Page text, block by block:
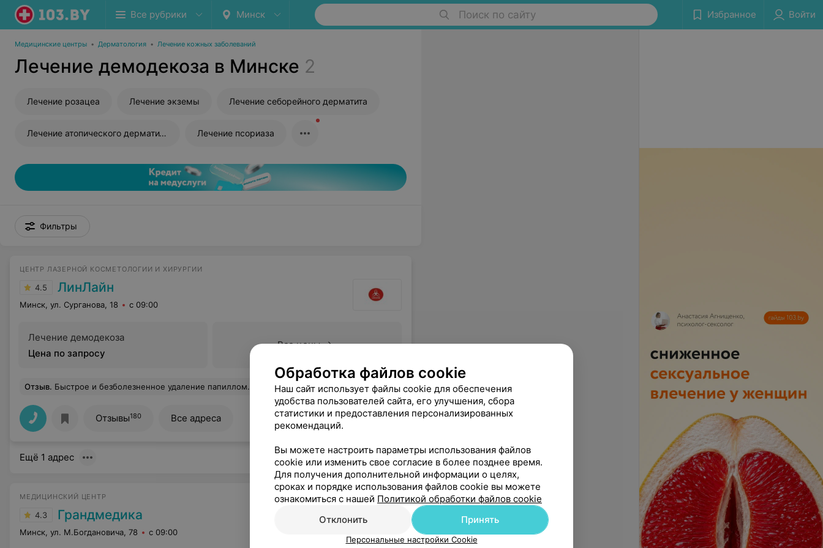
Все рубрики Минск Поиск по сайту Избранное Войти
Медицинские центры • Дерматология • Лечение кожных заболеваний
Лечение демодекоза в Минске 2
Лечение розацеа Лечение экземы Лечение себорейного дерматита
Лечение атопического дерматита Лечение псориаза
Фильтры
ЦЕНТР ЛАЗЕРНОЙ КОСМЕТОЛОГИИ И ХИРУРГИИ
4.5 ЛинЛайн
Минск, ул. Сурганова, 18 с 09:00
Лечение демодекоза
Цена по запросу
Все цены
Отзыв. Быстрое и безболезненное удаление папиллом. Внимательный и вежливый персонал. Спасибо Вам. Еще
Отзывы180 Все адреса
Ещё 1 адрес
МЕДИЦИНСКИЙ ЦЕНТР
4.3 Грандмедика
Минск, ул. М.Богдановича, 78 с 09:00
Обработка файлов cookie
Наш сайт использует файлы cookie для обеспечения
удобства пользователей сайта, его улучшения, сбора
статистики и предоставления персонализированных
рекомендаций.
Вы можете настроить параметры использования файлов
cookie или изменить свое согласие в более позднее время.
Для получения дополнительной информации о целях,
сроках и порядке использования файлов cookie вы можете
ознакомиться с нашей Политикой обработки файлов cookie
Отклонить
Принять
Персональные настройки Cookie